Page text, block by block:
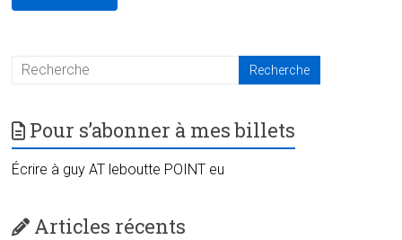
Pour s’abonner à mes billets
Écrire à guy AT leboutte POINT eu
Articles récents